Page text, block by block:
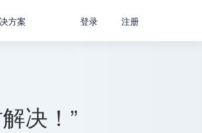
方案 登录 注册
决！”